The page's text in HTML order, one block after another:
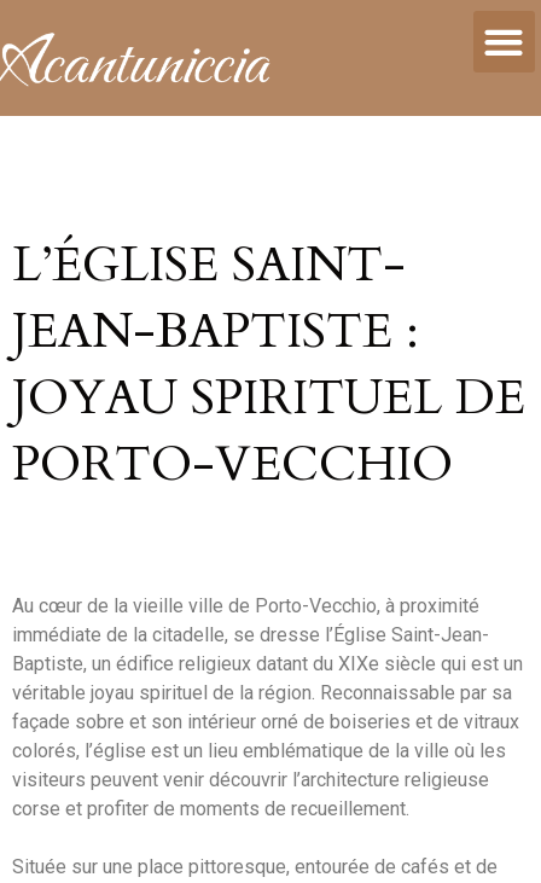
L’ÉGLISE SAINT-
JEAN-BAPTISTE :
JOYAU SPIRITUEL DE
PORTO-VECCHIO
Au cœur de la vieille ville de Porto-Vecchio, à proximité
immédiate de la citadelle, se dresse l’Église Saint-Jean-
Baptiste, un édifice religieux datant du XIXe siècle qui est un
véritable joyau spirituel de la région. Reconnaissable par sa
façade sobre et son intérieur orné de boiseries et de vitraux
colorés, l’église est un lieu emblématique de la ville où les
visiteurs peuvent venir découvrir l’architecture religieuse
corse et profiter de moments de recueillement.
Située sur une place pittoresque, entourée de cafés et de